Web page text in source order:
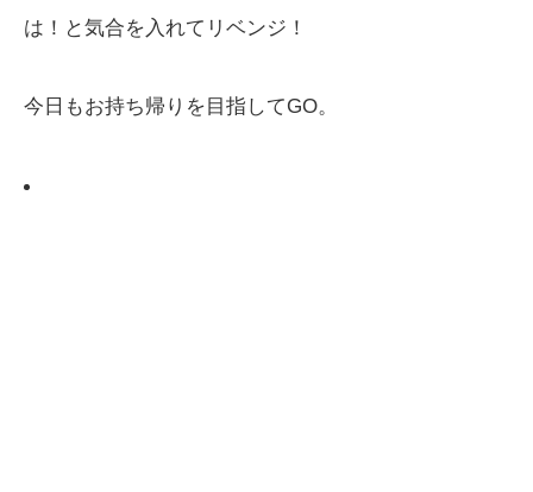
は！と気合を入れてリベンジ！
今日もお持ち帰りを目指してGO。